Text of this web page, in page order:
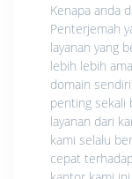
Kenapa anda
Penterjemah
layanan yang
lebih lebih
domain
penting sekali
layanan dari
kami selalu
cepat